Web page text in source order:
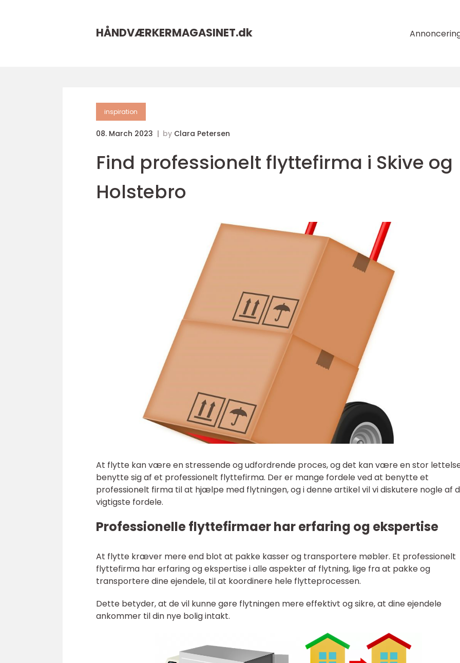
HÅNDVÆRKERMAGASINET.dk
inspiration
08. March 2023 by Clara Petersen
Find professionelt flyttefirma i Skive og
Holstebro
At flytte kan være en stressende og udfordrende proces, og det kan være en stor
benytte sig af et professionelt flyttefirma. Der er mange fordele ved at benytte et
professionelt firma til at hjælpe med flytningen, og i denne artikel vil vi diskutere nogle af
vigtigste fordele.
Professionelle flyttefirmaer har erfaring og ekspertise
At flytte kræver mere end blot at pakke kasser og transportere møbler. Et professionelt
flyttefirma har erfaring og ekspertise i alle aspekter af flytning, lige fra at pakke og
transportere dine ejendele, til at koordinere hele flytteprocessen.
Dette betyder, at de vil kunne gøre flytningen mere effektivt og sikre, at dine ejendele
ankommer til din nye bolig intakt.